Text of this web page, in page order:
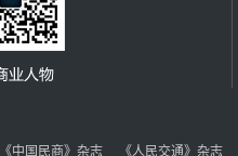
《中国民商》杂志 《人民交通》杂志